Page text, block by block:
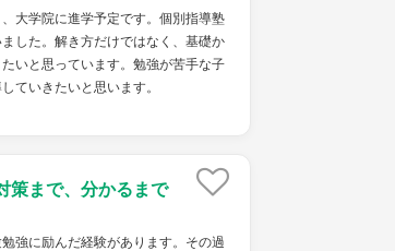
大学院に進学予定です。個別指導塾
した。解き方だけではなく、基礎か
いと思っています。勉強が苦手な子
ていきたいと思います。
策まで、分かるまで
強に励んだ経験があります。その過